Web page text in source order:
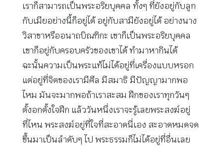
เราก็สามารถเป็นพระอริยบุคคล ทั้งๆ ที่ยังอยู่กับลูก
กับเมียอย่างนี้ก็อยู่ได้ อยู่กับสามียังอยู่ได้ อย่างนาง
วิสาขาหรืออนาถบิณฑิกะ เขาก็เป็นพระอริยบุคคล
เขาก็อยู่กับครอบครัวของเขาได้ ทำมาหากินได้
ฉะนั้นความเป็นพระแท้ไม่ได้อยู่ที่เครื่องแบบหรอก
แต่อยู่ที่จิตของเรามีศีล มีสมาธิ มีปัญญามากพอ
ไหม มันจะมากพอถ้าเราสะสม ฝึกของเราทุกวันๆ
ตั้งอกตั้งใจฝึก แล้ววันหนึ่งเราจะรู้เลยพระสงฆ์อยู่
ที่ไหน พระสงฆ์อยู่ที่ใจที่สะอาดนี่เอง สะอาดหมดจด
ขึ้นมาเป็นลำดับๆ ไป พระธรรมก็ไม่ได้อยู่ที่อื่นเลย